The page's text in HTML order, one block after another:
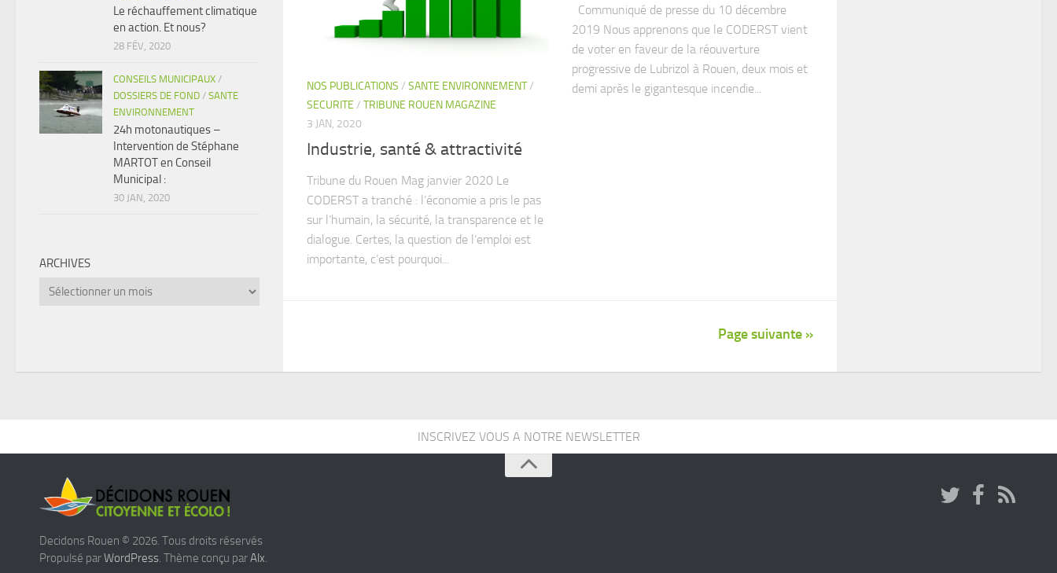
NOS PUBLICATIONS / SANTE ENVIRONNEMENT/
SECURITE / TRIBUNE ROUEN MAGAZINE
3 JAN, 2020
Industrie, santé & attractivité
Tribune du Rouen Mag janvier 2020 Le
CODERST a tranché : l’économie a pris le pas
sur l’humain, la sécurité, la transparence et le
dialogue. Certes, la question de l’emploi est
importante, c’est pourquoi...
Communiqué de presse du 10 décembre
2019 Nous apprenons que le CODERST vient
de voter en faveur de la réouverture
progressive de Lubrizol à Rouen, deux mois et
demi après le gigantesque incendie...
Page suivante »
Le réchauffement climatique
en action. Et nous?
28 FÉV, 2020
CONSEILS MUNICIPAUX /
DOSSIERS DE FOND / SANTE
ENVIRONNEMENT
24h motonautiques –
Intervention de Stéphane
MARTOT en Conseil
Municipal :
30 JAN, 2020
ARCHIVES
Archives
INSCRIVEZ VOUS A NOTRE NEWSLETTER
Decidons Rouen © 2026. Tous droits réservés
Propulsé parWordPress. Thème conçu parAlx.